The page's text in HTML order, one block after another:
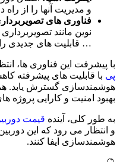
و مدیریت آنها را از
فناوری های
… قابلیت های جدیدی
با پیشرفت این فناوری ها،
پی با قابلیت های پیشرفته
هوشمندسازی گسترش یابد.
بهبود امنیت و کارایی
به طور کلی، آینده قیمت
و انتظار می رود که این
هوشمندسازی ایفا کنند.